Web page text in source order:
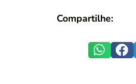
Compartilhe: